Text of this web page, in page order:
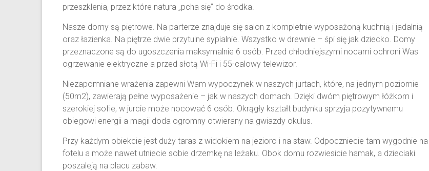
przeszklenia, przez które natura „pcha się” do środka.
Nasze domy są piętrowe. Na parterze znajduje się salon z kompletnie wyposażoną kuchnią i jadalnią
oraz łazienka. Na piętrze dwie przytulne sypialnie. Wszystko w drewnie – śpi się jak dziecko. Domy
przeznaczone są do ugoszczenia maksymalnie 6 osób. Przed chłodniejszymi nocami ochroni Was
ogrzewanie elektryczne a przed słotą Wi-Fi i 55-calowy telewizor.
Niezapomniane wrażenia zapewni Wam wypoczynek w naszych jurtach, które, na jednym poziomie
(50m2), zawierają pełne wyposażenie – jak w naszych domach. Dzięki dwóm piętrowym łóżkom i
szerokiej sofie, w jurcie może nocować 6 osób. Okrągły kształt budynku sprzyja pozytywnemu
obiegowi energii a magii doda ogromny otwierany na gwiazdy okulus.
Przy każdym obiekcie jest duży taras z widokiem na jezioro i na staw. Odpoczniecie tam wygodnie na
fotelu a może nawet utniecie sobie drzemkę na leżaku. Obok domu rozwiesicie hamak, a dzieciaki
poszaleją na placu zabaw.